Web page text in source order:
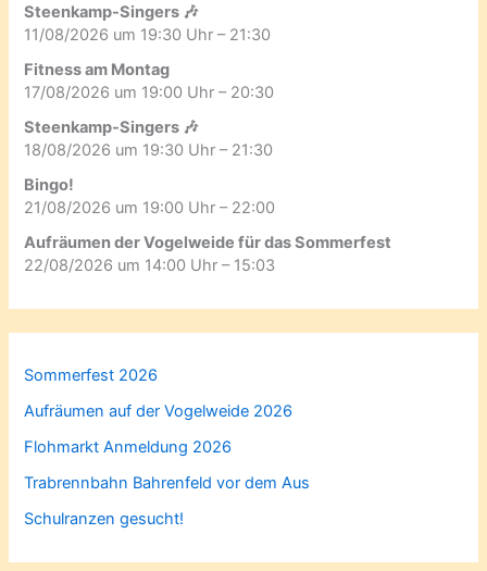
Steenkamp-Singers 🎶
11/08/2026 um 19:30 Uhr – 21:30
Fitness am Montag
17/08/2026 um 19:00 Uhr – 20:30
Steenkamp-Singers 🎶
18/08/2026 um 19:30 Uhr – 21:30
Bingo!
21/08/2026 um 19:00 Uhr – 22:00
Aufräumen der Vogelweide für das Sommerfest
22/08/2026 um 14:00 Uhr – 15:03
Sommerfest 2026
Aufräumen auf der Vogelweide 2026
Flohmarkt Anmeldung 2026
Trabrennbahn Bahrenfeld vor dem Aus
Schulranzen gesucht!